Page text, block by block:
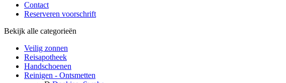
Contact
Reserveren voorschrift
Bekijk alle categorieën
Veilig zonnen
Reisapotheek
Handschoenen
Reinigen - Ontsmetten